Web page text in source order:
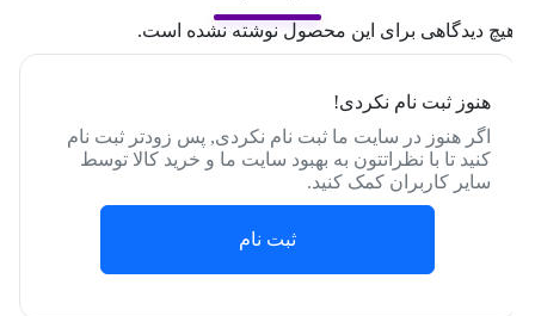
دیدگاهی برای این محصول نوشته نشده است.
هنوز ثبت نام نکردی!
اگر هنوز در سایت ما ثبت نام نکردی, پس زودتر ثبت نام
کنید تا با نظراتتون به بهبود سایت ما و خرید کالا توسط
سایر کاربران کمک کنید.
ثبت نام